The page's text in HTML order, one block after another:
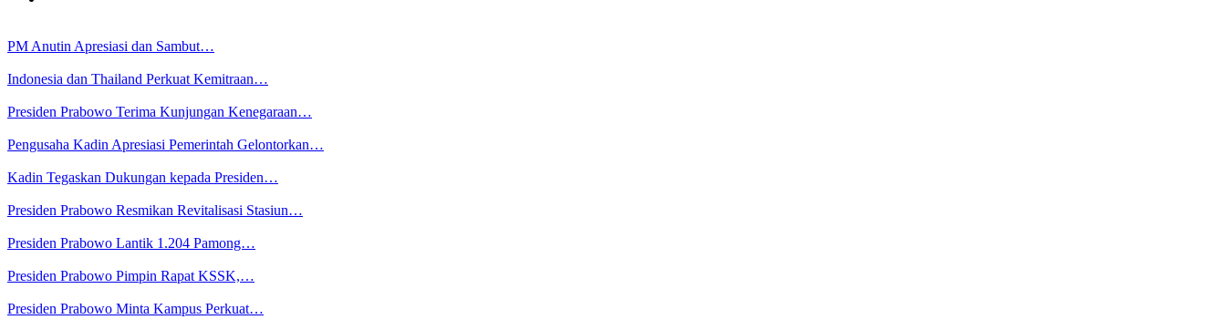
PM Anutin Apresiasi dan Sambut…
Indonesia dan Thailand Perkuat Kemitraan…
Presiden Prabowo Terima Kunjungan Kenegaraan…
Pengusaha Kadin Apresiasi Pemerintah Gelontorkan…
Kadin Tegaskan Dukungan kepada Presiden…
Presiden Prabowo Resmikan Revitalisasi Stasiun…
Presiden Prabowo Lantik 1.204 Pamong…
Presiden Prabowo Pimpin Rapat KSSK,…
Presiden Prabowo Minta Kampus Perkuat…